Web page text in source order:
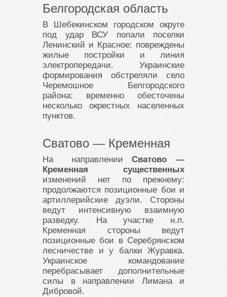
Белгородская область
В Шебекинском городском округе
под удар ВСУ попали поселки
Ленинский и Красное: повреждены
жилые постройки и линия
электропередачи. Украинские
формирования обстреляли село
Черемошное Белгородского
района: временно обесточены
несколько окрестных населенных
пунктов.
Сватово — Кременная
На направленииСватово —
Кременная существенных
изменений нет по прежнему:
продолжаются позиционные бои и
артиллерийские дуэли. Стороны
ведут интенсивную взаимную
разведку. На участке н.п.
Кременная стороны ведут
позиционные бои в Серебрянском
лесничестве и у балки Журавка.
Украинское командование
перебрасывает дополнительные
силы в направлении Лимана и
Дибровой.